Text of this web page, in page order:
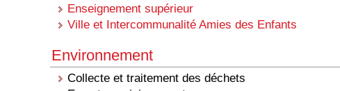
Enseignement supérieur
Ville et Intercommunalité Amies des Enfants
Environnement
Collecte et traitement des déchets